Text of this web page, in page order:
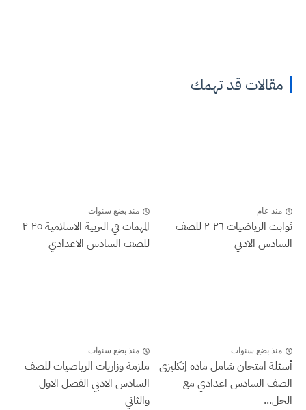
مقالات قد تهمك
منذ عام
ثوابت الرياضيات ٢٠٢٦ للصف
السادس الادبي
منذ بضع سنوات
المهمات في التربية الاسلامية ٢٠٢٥
للصف السادس الاعدادي
منذ بضع سنوات
أسئلة امتحان شامل ماده إنكليزي
الصف السادس اعدادي مع
الحل...
منذ بضع سنوات
ملزمة وزاريات الرياضيات للصف
السادس الادبي الفصل الاول
والثاني